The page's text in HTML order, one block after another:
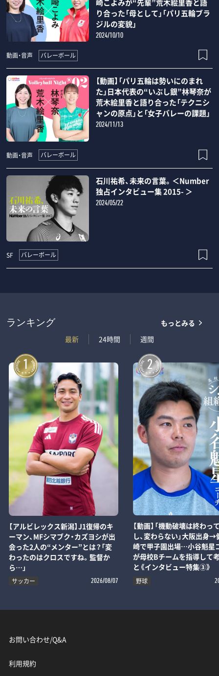
崎こよみが“先輩”荒木絵里香と語
り合った「母として」「パリ五輪ブラ
ジルの変貌」
2024/10/10
動画・音声 バレーボール
【動画】「パリ五輪は勢いにのまれ
た」日本代表の“いぶし銀”林琴奈が
荒木絵里香と語り合った「テクニシ
ャンの原点」と「女子バレーの課題」
2024/11/13
動画・音声 バレーボール
石川祐希、未来の言葉。＜Number
独占インタビュー集 2015- ＞
2024/05/22
SF バレーボール
ランキング
最新
24時間 週間
もっとみる
1
【アルビレックス新潟】J1復帰のキ
ーマン、MFシマブク・カズヨシが出
会った2人の“メンター”とは？「変
わったのはクロスですね。監督か
ら…」
サッカー 2026/08/07
2
【動画】「機動破壊は終わっ
し、変わらない」大阪出身→
崎で甲子園出場…小谷魁星
が母校Bチームを指導して
と《インタビュー特集③》
野球
お問い合わせ/Q&A
利用規約